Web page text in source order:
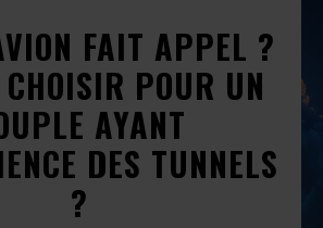
FAIT APPEL ?
POUR UN
AYANT
DES TUNNELS
?